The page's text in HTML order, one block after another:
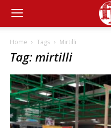
Home Tags Mirtilli
Tag: mirtilli